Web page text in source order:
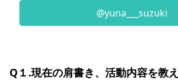
@yuna___suzuki
Q１.現在の肩書き、活動内容を教